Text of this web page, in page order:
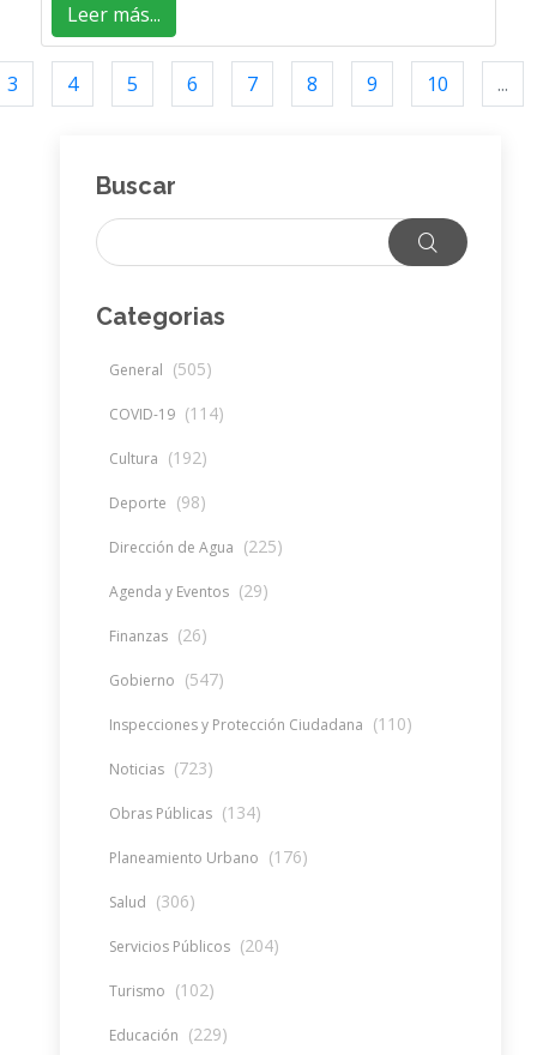
Leer más...
3 4 5 6 7 8 9 10 ...
Buscar
Categorias
General (505)
COVID-19 (114)
Cultura (192)
Deporte (98)
Dirección de Agua (225)
Agenda y Eventos (29)
Finanzas (26)
Gobierno (547)
Inspecciones y Protección Ciudadana (110)
Noticias (723)
Obras Públicas (134)
Planeamiento Urbano (176)
Salud (306)
Servicios Públicos (204)
Turismo (102)
Educación (229)